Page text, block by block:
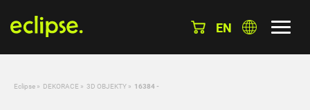
EN
Eclipse » DEKORACE » 3D OBJEKTY » 16384 -